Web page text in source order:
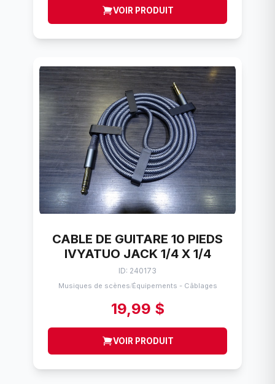
VOIR PRODUIT
CABLE DE GUITARE 10 PIEDS
IVYATUO JACK 1/4 X 1/4
ID: 240173
Musiques de scènes/Équipements - Câblages
19,99 $
VOIR PRODUIT